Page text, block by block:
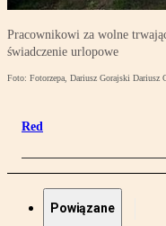
Pracownikowi za wolne
świadczenie urlopowe
Foto: Fotorzepa, Dariusz Gorajski Dariusz
Red
Powiązane